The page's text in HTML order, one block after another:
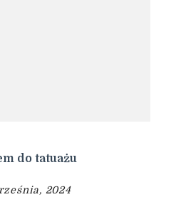
do tatuażu
2024